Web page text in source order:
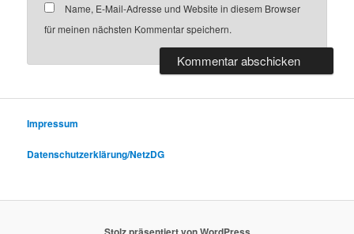
Name, E-Mail-Adresse und Website in diesem Browser
für meinen nächsten Kommentar speichern.
Impressum
Datenschutzerklärung/NetzDG